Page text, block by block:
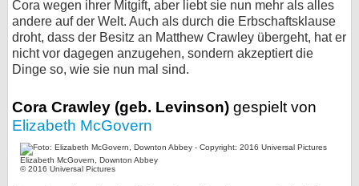
Cora wegen ihrer Mitgift, aber liebt sie nun mehr als alles
andere auf der Welt. Auch als durch die Erbschaftsklause
droht, dass der Besitz an Matthew Crawley übergeht, hat er
nicht vor dagegen anzugehen, sondern akzeptiert die
Dinge so, wie sie nun mal sind.
Cora Crawley (geb. Levinson) gespielt von
Elizabeth McGovern
Elizabeth McGovern, Downton Abbey
© 2016 Universal Pictures
Impressum
Desktop-Ansicht
myFanbase